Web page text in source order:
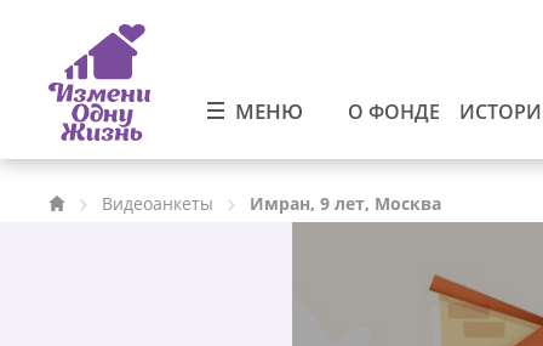
МЕНЮ О ФОНДЕ
Видеоанкеты Имран, 9 лет, Москва